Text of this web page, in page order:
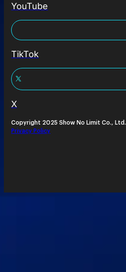
YouTube
TikTok
X
Copyright 2025 Show No Limit Co., Ltd.
Privacy Policy